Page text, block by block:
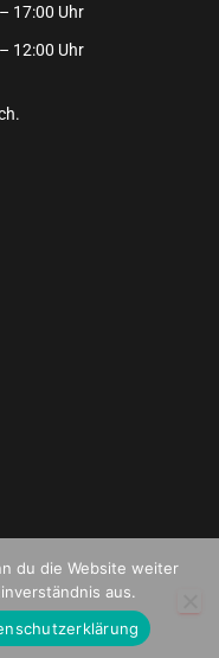
17:00 Uhr
12:00 Uhr
du die Website weiter
aus.